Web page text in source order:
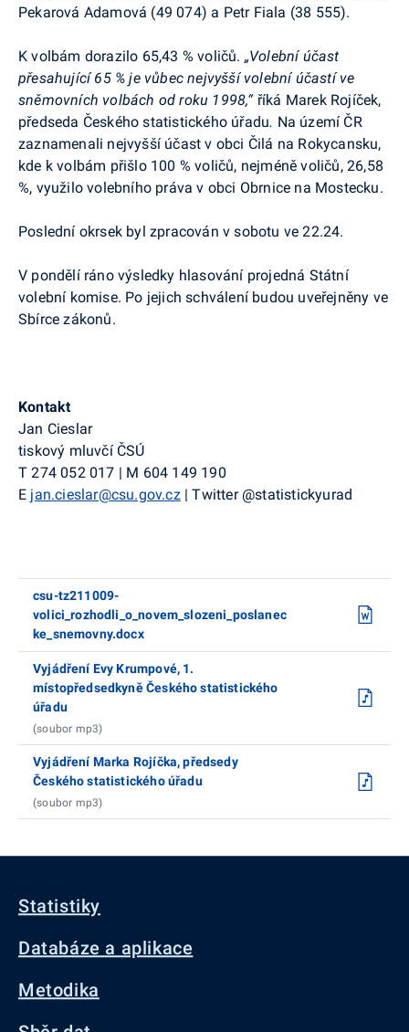
Pekarová Adamová (49 074) a Petr Fiala (38 555).
K volbám dorazilo 65,43 % voličů. „Volební účast
přesahující 65 % je vůbec nejvyšší volební účastí ve
sněmovních volbách od roku 1998,“ říká Marek Rojíček,
předseda Českého statistického úřadu. Na území ČR
zaznamenali nejvyšší účast v obci Čilá na Rokycansku,
kde k volbám přišlo 100 % voličů, nejméně voličů, 26,58
%, využilo volebního práva v obci Obrnice na Mostecku.
Poslední okrsek byl zpracován v sobotu ve 22.24.
V pondělí ráno výsledky hlasování projedná Státní
volební komise. Po jejich schválení budou uveřejněny ve
Sbírce zákonů.
Kontakt
Jan Cieslar
tiskový mluvčí ČSÚ
T 274 052 017 | M 604 149 190
E jan.cieslar@csu.gov.cz | Twitter@statistickyurad
csu-tz211009-
volici_rozhodli_o_novem_slozeni_poslanec
ke_snemovny.docx
Vyjádření Evy Krumpové, 1.
místopředsedkyně Českého statistického
úřadu
(soubor mp3)
Vyjádření Marka Rojíčka, předsedy
Českého statistického úřadu
(soubor mp3)
Statistiky
Databáze a aplikace
Metodika